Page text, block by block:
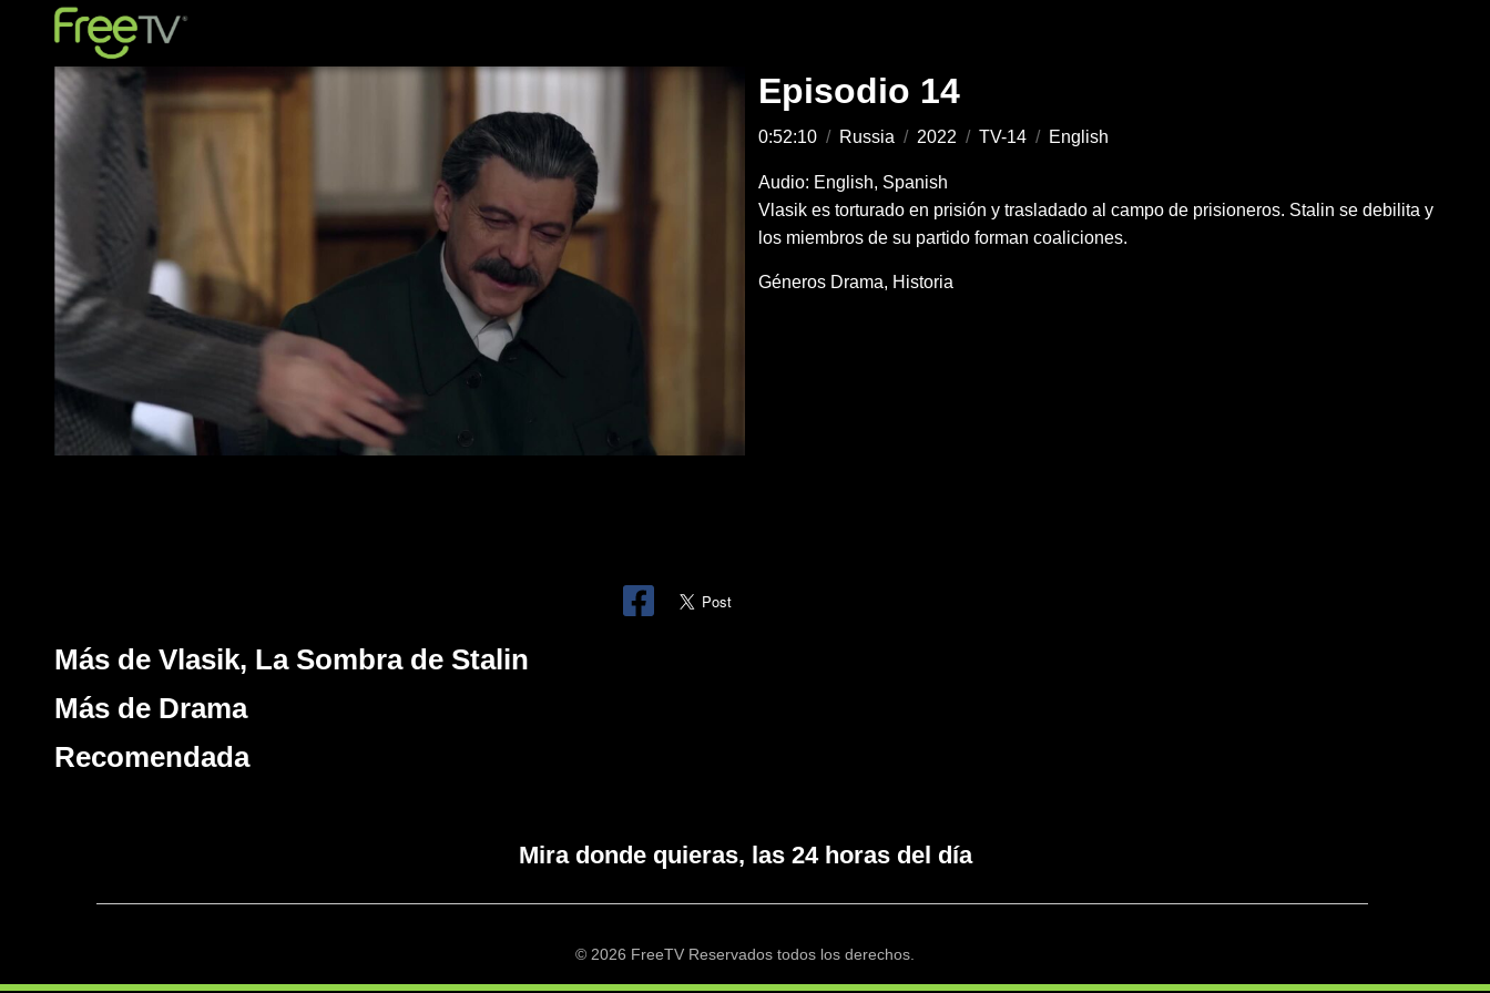
Episodio 14
0:52:10 / Russia / 2022 / TV-14 / English
Audio: English, Spanish
Vlasik es torturado en prisión y trasladado al campo de prisioneros. Stalin se debilita y
los miembros de su partido forman coaliciones.
Géneros Drama Historia
Más de Vlasik, La Sombra de Stalin
Más de Drama
Recomendada
Mira donde quieras, las 24 horas del día
© 2026 FreeTV Reservados todos los derechos.